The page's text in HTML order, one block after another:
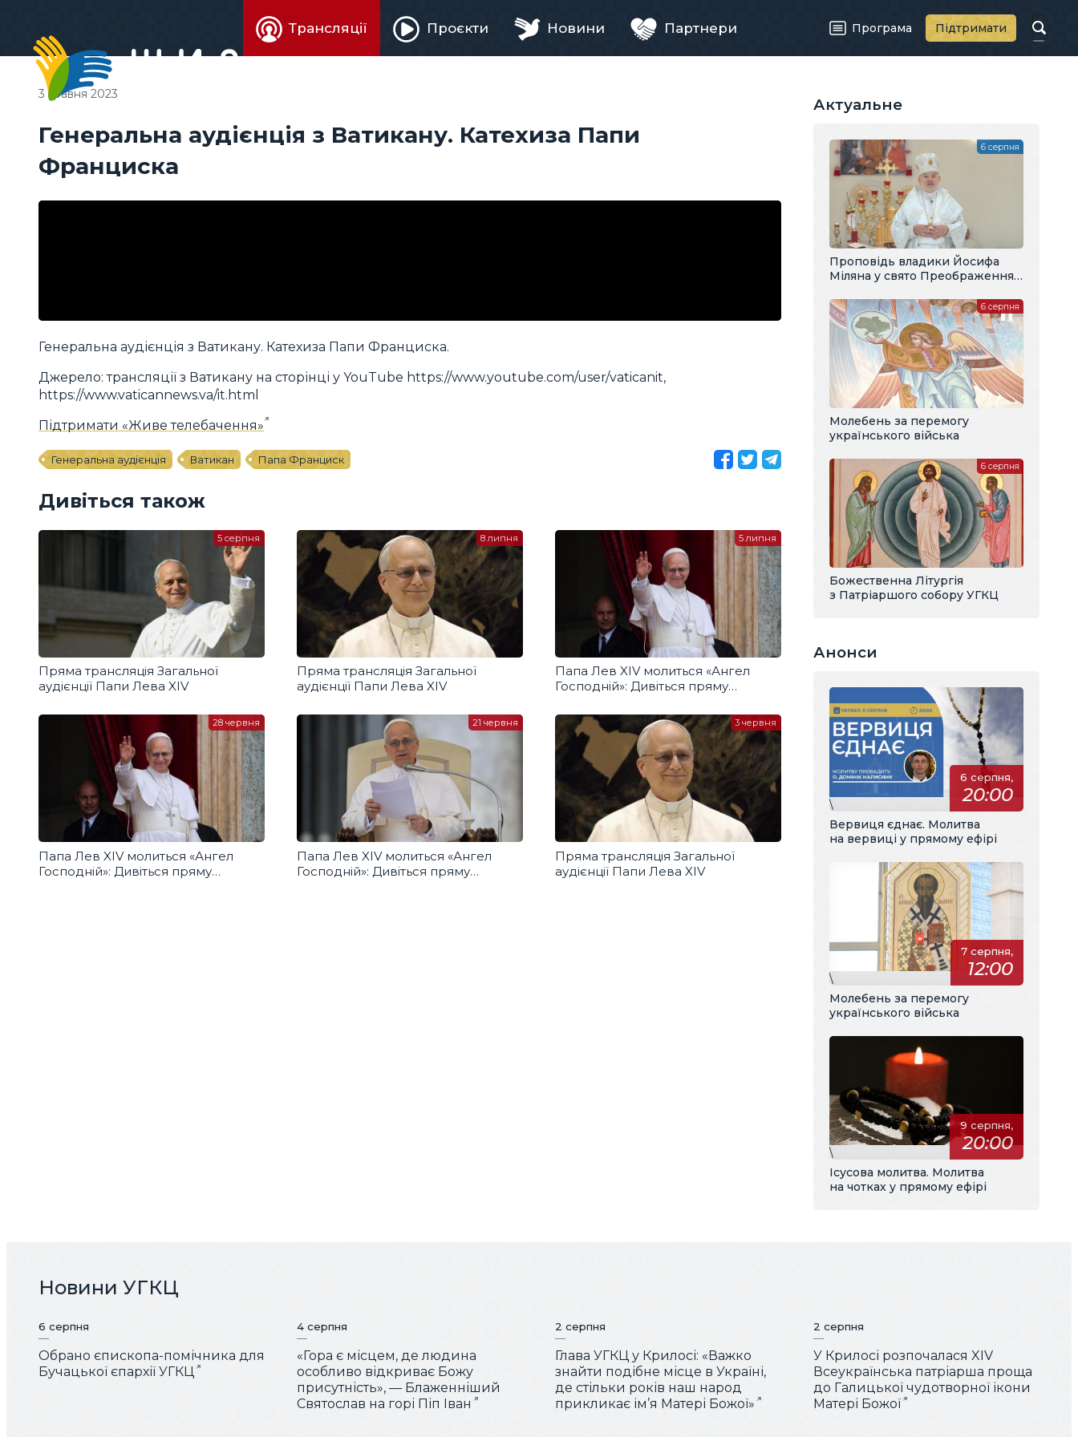
Живе
телебачення
Трансляції Проєкти Новини Партнери Програма Підтримати
Генеральна аудієнція з Ватикану. Катехиза Папи
Франциска
3 травня 2023
Генеральна аудієнція з Ватикану. Катехиза Папи Франциска.
Джерело: трансляції з Ватикану на сторінці у YouTube https://www.youtube.com/user/vaticanit,
https://www.vaticannews.va/it.html
Підтримати «Живе телебачення»
Генеральна аудієнція Ватикан Папа Франциск
Дивіться також
Пряма трансляція Загальної
аудієнції Папи Лева XIV
5 серпня
Пряма трансляція Загальної
аудієнції Папи Лева XIV
8 липня
Папа Лев XIV молиться «Ангел
Господній»: Дивіться пряму
перекладом
5 липня
Папа Лев XIV молиться «Ангел
Господній»: Дивіться пряму
28 червня
Папа Лев XIV молиться «Ангел
Господній»: Дивіться пряму
21 червня
Пряма трансляція Загальної
аудієнції Папи Лева XIV
3 червня
Актуальне
Проповідь владики Йосифа
Міляна у свято Преображення
6 серпня
Молебень за перемогу
українського війська
6 серпня
Божественна Літургія
з Патріаршого собору УГКЦ
6 серпня
Анонси
6 серпня,
20:00
\
Вервиця єднає. Молитва
на вервиці у прямому ефірі
7 серпня,
12:00
\
Молебень за перемогу
українського війська
9 серпня,
20:00
\
Ісусова молитва. Молитва
на чотках у прямому ефірі
Новини УГКЦ
6 серпня
Обрано єпископа-помічника для
Бучацької єпархії УГКЦ
4 серпня
«Гора є місцем, де людина
особливо відкриває Божу
присутність», — Блаженніший
Святослав на горі Піп Іван
2 серпня
Глава УГКЦ у Крилосі: «Важко
знайти подібне місце в Україні,
де стільки років наш народ
прикликає ім’я Матері Божої»
2 серпня
У Крилосі розпочалася XIV
Всеукраїнська патріарша проща
до Галицької чудотворної ікони
Матері Божої